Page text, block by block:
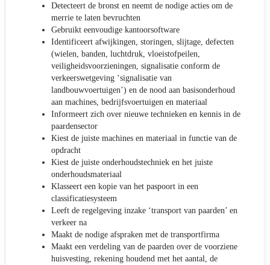
Detecteert de bronst en neemt de nodige acties om de
merrie te laten bevruchten
Gebruikt eenvoudige kantoorsoftware
Identificeert afwijkingen, storingen, slijtage, defecten
(wielen, banden, luchtdruk, vloeistofpeilen,
veiligheidsvoorzieningen, signalisatie conform de
verkeerswetgeving ‘signalisatie van
landbouwvoertuigen’) en de nood aan basisonderhoud
aan machines, bedrijfsvoertuigen en materiaal
Informeert zich over nieuwe technieken en kennis in de
paardensector
Kiest de juiste machines en materiaal in functie van de
opdracht
Kiest de juiste onderhoudstechniek en het juiste
onderhoudsmateriaal
Klasseert een kopie van het paspoort in een
classificatiesysteem
Leeft de regelgeving inzake ‘transport van paarden’ en
verkeer na
Maakt de nodige afspraken met de transportfirma
Maakt een verdeling van de paarden over de voorziene
huisvesting, rekening houdend met het aantal, de